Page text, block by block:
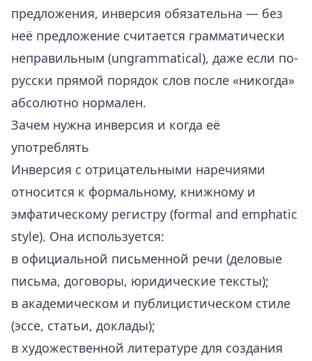
предложения, инверсия обязательна — без
неё предложение считается грамматически
неправильным (ungrammatical), даже если по-
русски прямой порядок слов после «никогда»
абсолютно нормален.
Зачем нужна инверсия и когда её
употреблять
Инверсия с отрицательными наречиями
относится к формальному, книжному и
эмфатическому регистру (formal and emphatic
style). Она используется:
в официальной письменной речи (деловые
письма, договоры, юридические тексты);
в академическом и публицистическом стиле
(эссе, статьи, доклады);
в художественной литературе для создания